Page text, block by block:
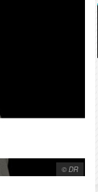
© DR